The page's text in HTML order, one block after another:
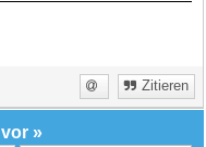
Zitieren
vor »